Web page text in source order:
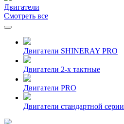
Двигатели
Смотреть все
Двигатели SHINERAY PRO
Двигатели 2-х тактные
Двигатели PRO
Двигатели стандартной серии